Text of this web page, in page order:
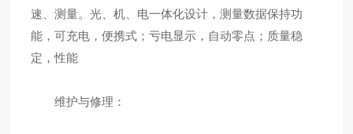
速、测量。光、机、电一体化设计，测量数据保持功
能，可充电，便携式；亏电显示，自动零点；质量稳
定，性能
维护与修理：